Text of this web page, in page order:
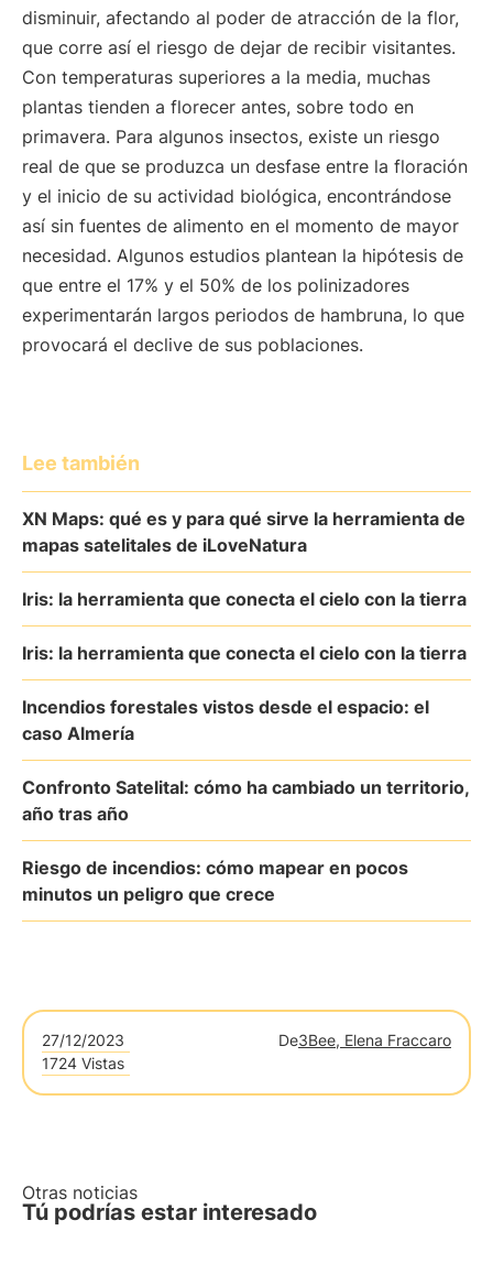
disminuir, afectando al poder de atracción de la flor,
que corre así el riesgo de dejar de recibir visitantes.
Con temperaturas superiores a la media, muchas
plantas tienden a florecer antes, sobre todo en
primavera. Para algunos insectos, existe un riesgo
real de que se produzca un desfase entre la floración
y el inicio de su actividad biológica, encontrándose
así sin fuentes de alimento en el momento de mayor
necesidad. Algunos estudios plantean la hipótesis de
que entre el 17% y el 50% de los polinizadores
experimentarán largos periodos de hambruna, lo que
provocará el declive de sus poblaciones.
Lee también
XN Maps: qué es y para qué sirve la herramienta de
mapas satelitales de iLoveNatura
Iris: la herramienta que conecta el cielo con la tierra
Iris: la herramienta que conecta el cielo con la tierra
Incendios forestales vistos desde el espacio: el
caso Almería
Confronto Satelital: cómo ha cambiado un territorio,
año tras año
Riesgo de incendios: cómo mapear en pocos
minutos un peligro que crece
27/12/2023 De3Bee, Elena Fraccaro
1724 Vistas
Otras noticias
Tú podrías estar interesado